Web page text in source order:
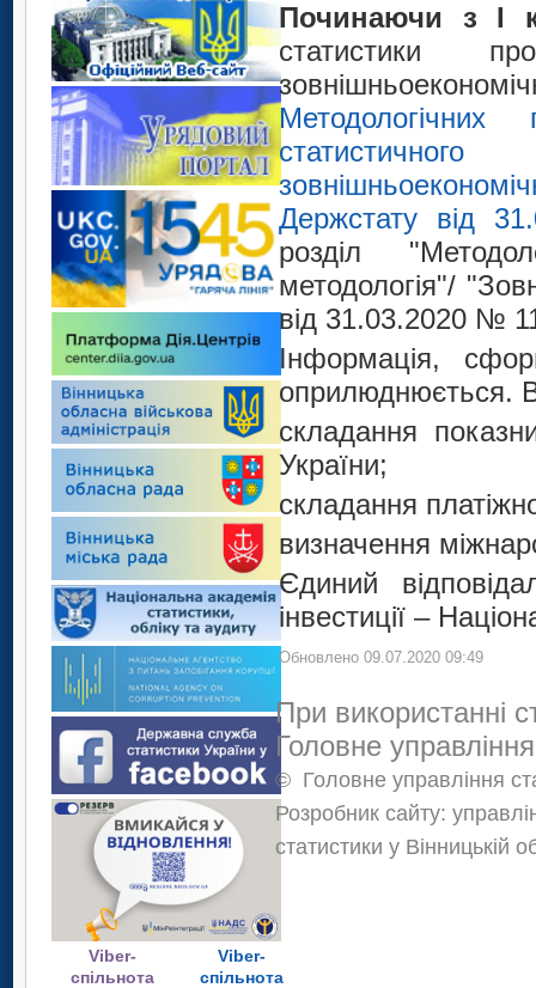
Viber-
спільнота
Viber-
спільнота
Починаючи з І
статистики
Держстату від
розділ
методологія"/
від 31.03.2020 №
Інформація,
оприлюднюється.
складання
України;
складання
визначення
Єдиний
інвестиції –
Обновлено 09.07.2020 09:49
При використанні
Головне
© Головне управління
Розробник сайту:
статистики у Вінницькій